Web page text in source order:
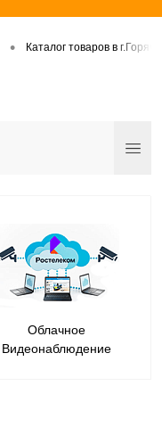
• Каталог товаров в
Облачное
Видеонаблюдение